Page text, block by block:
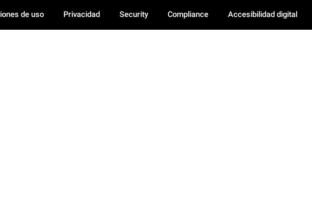
de uso Privacidad Security Compliance Accesibilidad digital